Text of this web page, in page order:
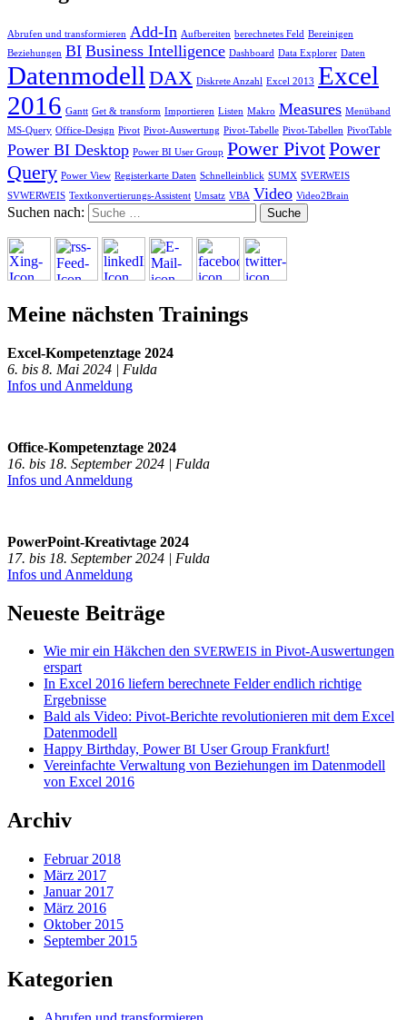
Abrufen und transformieren Add-In Aufbereiten berechnetes Feld Bereinigen
Beziehungen BI Business Intelligence Dashboard Data Explorer Daten
Datenmodell DAX Diskrete Anzahl Excel 2013 Excel
2016 Gantt Get & transform Importieren Listen Makro Measures Menüband
MS-Query Office-Design Pivot Pivot-Auswertung Pivot-Tabelle Pivot-Tabellen PivotTable
Power BI Desktop Power BI User Group Power PivotPower
Query Power View Registerkarte Daten Schnelleinblick SUMX SVERWEIS
SVWERWEIS Textkonvertierungs-Assistent Umsatz VBA Video Video2Brain
Suchen nach:
Meine nächsten Trainings
Excel-Kompetenztage 2024
6. bis 8. Mai 2024 | Fulda
Infos und Anmeldung
Office-Kompetenztage 2024
16. bis 18. September 2024 | Fulda
Infos und Anmeldung
PowerPoint-Kreativtage 2024
17. bis 18. September 2024 | Fulda
Infos und Anmeldung
Neueste Beiträge
Wie mir ein Häkchen den SVERWEIS in Pivot-Auswertungen
erspart
In Excel 2016 liefern berechnete Felder endlich richtige
Ergebnisse
Bald als Video: Pivot-Berichte revolutionieren mit dem Excel
Datenmodell
Happy Birthday, PowerBI User Group Frankfurt!
Vereinfachte Verwaltung von Beziehungen im Datenmodell
von Excel 2016
Archiv
Februar 2018
März 2017
Januar 2017
März 2016
Oktober 2015
September 2015
Kategorien